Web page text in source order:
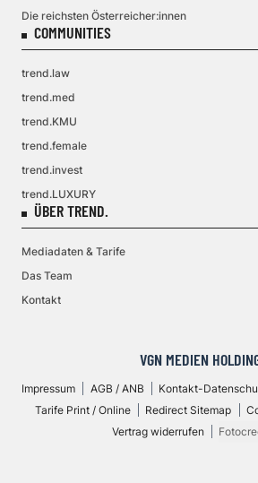
Die reichsten Österreicher:innen
COMMUNITIES
trend.law
trend.med
trend.KMU
trend.female
trend.invest
trend.LUXURY
ÜBER TREND.
Mediadaten & Tarife
Das Team
Kontakt
VGN MEDIEN
Impressum AGB / ANB Kontakt-
Tarife Print / Online
Redirect Sitemap
Vertrag widerrufen